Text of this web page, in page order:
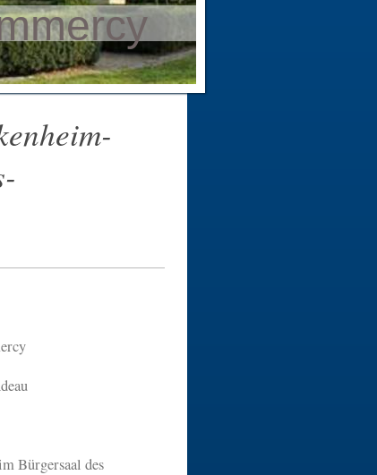
Bürgersaal des